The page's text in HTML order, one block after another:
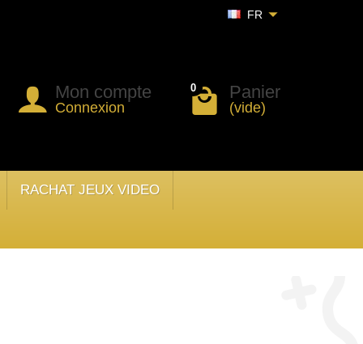
FR
Mon compte
Connexion
0 Panier
(vide)
RACHAT JEUX VIDEO